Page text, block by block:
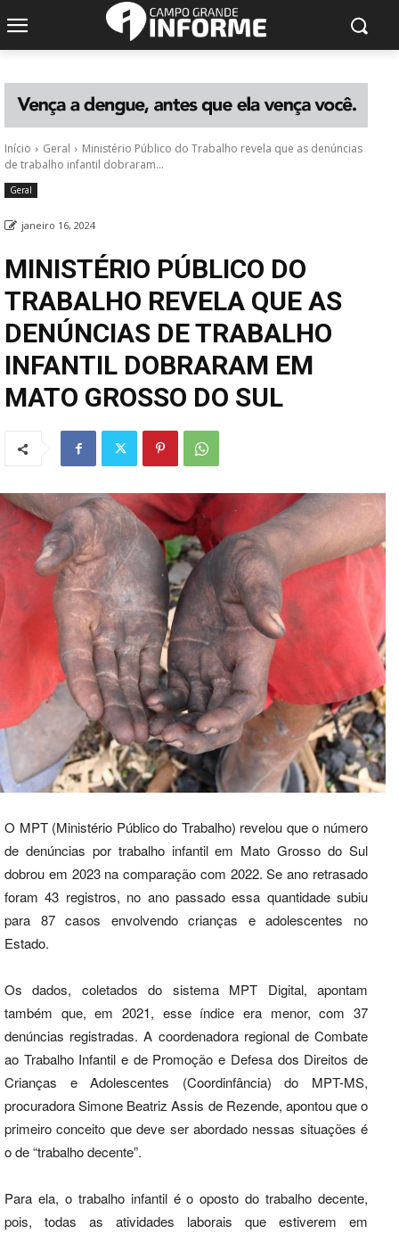
Início Geral
Ministério Público do Trabalho revela que as denúncias
de trabalho infantil dobraram...
Geral
janeiro 16, 2024
MINISTÉRIO PÚBLICO DO
TRABALHO REVELA QUE AS
DENÚNCIAS DE TRABALHO
INFANTIL DOBRARAM EM
MATO GROSSO DO SUL
O MPT (Ministério Público do Trabalho) revelou que o número
de denúncias por trabalho infantil em Mato Grosso do Sul
dobrou em 2023 na comparação com 2022. Se ano retrasado
foram 43 registros, no ano passado essa quantidade subiu
para 87 casos envolvendo crianças e adolescentes no
Estado.
Os dados, coletados do sistema MPT Digital, apontam
também que, em 2021, esse índice era menor, com 37
denúncias registradas. A coordenadora regional de Combate
ao Trabalho Infantil e de Promoção e Defesa dos Direitos de
Crianças e Adolescentes (Coordinfância) do MPT-MS,
procuradora Simone Beatriz Assis de Rezende, apontou que o
primeiro conceito que deve ser abordado nessas situações é
o de “trabalho decente”.
Para ela, o trabalho infantil é o oposto do trabalho decente,
pois, todas as atividades laborais que estiverem em